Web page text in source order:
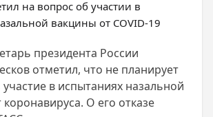
президента России
отметил, что не планирует
в испытаниях назальной
О его отказе